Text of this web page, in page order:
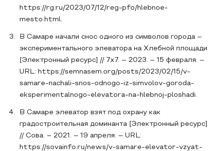
https://rg.ru/2023/07/12/reg-pfo/hlebnoe-
mesto.html.
В Самаре начали снос одного из символов города –
экспериментального элеватора на Хлебной площади
[Электронный ресурс] // 7x7. – 2023. – 15 февраля. –
URL: https://semnasem.org/posts/2023/02/15/v-
samare-nachali-snos-odnogo-iz-simvolov-goroda-
eksperimentalnogo-elevatora-na-hlebnoj-ploshadi.
В Самаре элеватор взят под охрану как
градостроительная доминанта [Электронный ресурс]
// Сова. – 2021. – 19 апреля. – URL:
https://sovainfo.ru/news/v-samare-elevator-vzyat-